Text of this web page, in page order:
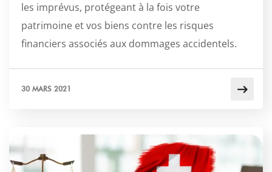
les imprévus, protégeant à la fois votre
patrimoine et vos biens contre les risques
financiers associés aux dommages accidentels.
30 MARS 2021